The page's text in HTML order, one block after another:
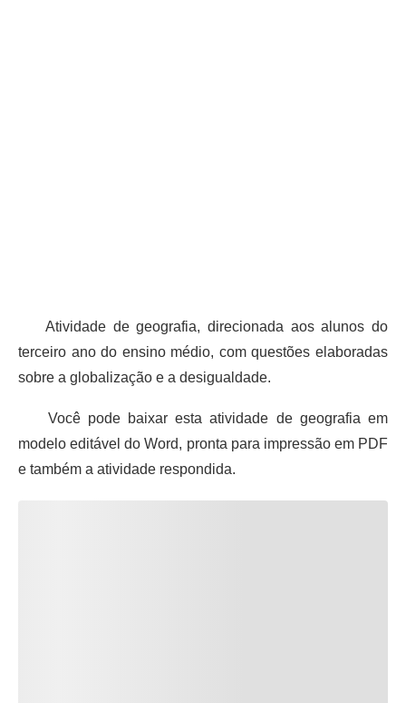
Atividade de geografia, direcionada aos alunos do
terceiro ano do ensino médio, com questões elaboradas
sobre a globalização e a desigualdade.
Você pode baixar esta atividade de geografia em
modelo editável do Word, pronta para impressão em PDF
e também a atividade respondida.